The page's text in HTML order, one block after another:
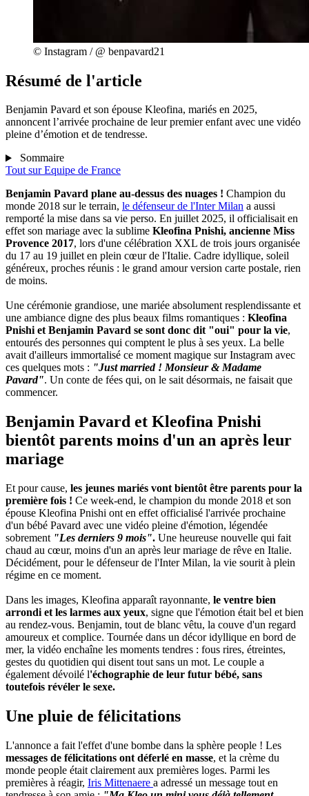
© Instagram / @ benpavard21
Résumé de l'article
Benjamin Pavard et son épouse Kleofina, mariés en 2025,
annoncent l’arrivée prochaine de leur premier enfant avec une vidéo
pleine d’émotion et de tendresse.
Sommaire
Tout surEquipe de France
Benjamin Pavard plane au-dessus des nuages ! Champion du
monde 2018 sur le terrain, le défenseur de l'Inter Milan a aussi
remporté la mise dans sa vie perso. En juillet 2025, il officialisait en
effet son mariage avec la sublime Kleofina Pnishi, ancienne Miss
Provence 2017, lors d'une célébration XXL de trois jours organisée
du 17 au 19 juillet en plein cœur de l'Italie. Cadre idyllique, soleil
généreux, proches réunis : le grand amour version carte postale, rien
de moins.
Une cérémonie grandiose, une mariée absolument resplendissante et
une ambiance digne des plus beaux films romantiques : Kleofina
Pnishi et Benjamin Pavard se sont donc dit "oui" pour la vie,
entourés des personnes qui comptent le plus à ses yeux. La belle
avait d'ailleurs immortalisé ce moment magique sur Instagram avec
ces quelques mots : "Just married ! Monsieur & Madame
Pavard". Un conte de fées qui, on le sait désormais, ne faisait que
commencer.
Benjamin Pavard et Kleofina Pnishi
bientôt parents moins d'un an après leur
mariage
Et pour cause, les jeunes mariés vont bientôt être parents pour la
première fois ! Ce week-end, le champion du monde 2018 et son
épouse Kleofina Pnishi ont en effet officialisé l'arrivée prochaine
d'un bébé Pavard avec une vidéo pleine d'émotion, légendée
sobrement "Les derniers 9 mois". Une heureuse nouvelle qui fait
chaud au cœur, moins d'un an après leur mariage de rêve en Italie.
Décidément, pour le défenseur de l'Inter Milan, la vie sourit à plein
régime en ce moment.
Dans les images, Kleofina apparaît rayonnante, le ventre bien
arrondi et les larmes aux yeux, signe que l'émotion était bel et bien
au rendez-vous. Benjamin, tout de blanc vêtu, la couve d'un regard
amoureux et complice. Tournée dans un décor idyllique en bord de
mer, la vidéo enchaîne les moments tendres : fous rires, étreintes,
gestes du quotidien qui disent tout sans un mot. Le couple a
également dévoilé l'échographie de leur futur bébé, sans
toutefois révéler le sexe.
Une pluie de félicitations
L'annonce a fait l'effet d'une bombe dans la sphère people ! Les
messages de félicitations ont déferlé en masse, et la crème du
monde people était clairement aux premières loges. Parmi les
premières à réagir, Iris Mittenaere a adressé un message tout en